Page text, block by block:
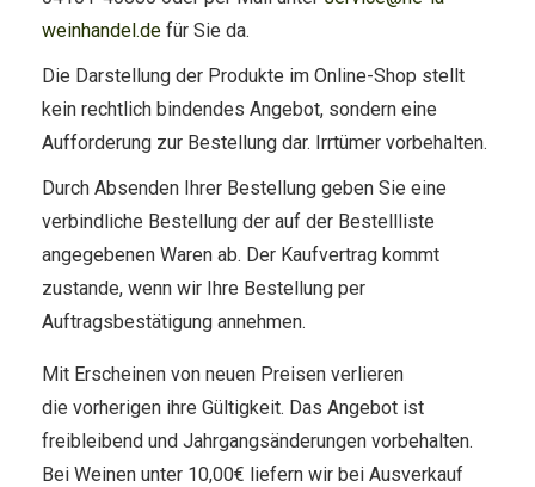
weinhandel.de für Sie da.
Die Darstellung der Produkte im Online-Shop stellt
kein rechtlich bindendes Angebot, sondern eine
Aufforderung zur Bestellung dar. Irrtümer vorbehalten.
Durch Absenden Ihrer Bestellung geben Sie eine
verbindliche Bestellung der auf der Bestellliste
angegebenen Waren ab. Der Kaufvertrag kommt
zustande, wenn wir Ihre Bestellung per
Auftragsbestätigung annehmen.
Mit Erscheinen von neuen Preisen verlieren
die vorherigen ihre Gültigkeit. Das Angebot ist
freibleibend und Jahrgangsänderungen vorbehalten.
Bei Weinen unter 10,00€ liefern wir bei Ausverkauf